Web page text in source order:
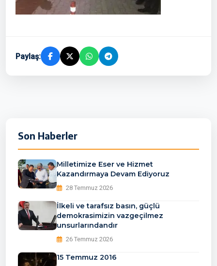
Paylaş:
Son Haberler
Milletimize Eser ve Hizmet
Kazandırmaya Devam Ediyoruz
28 Temmuz 2026
İlkeli ve tarafsız basın, güçlü
demokrasimizin vazgeçilmez
unsurlarındandır
26 Temmuz 2026
15 Temmuz 2016